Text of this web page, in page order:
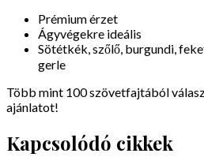
Prémium érzet
Ágyvégekre ideális
Sötétkék, szőlő, burgundi,
gerle
Több mint 100 szövetfajtából
ajánlatot!
Kapcsolódó cikkek